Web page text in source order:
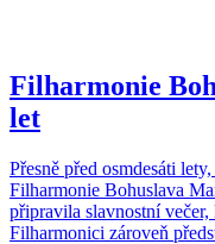
Filharmonie
let
Přesně před osmdesáti
Filharmonie Bohuslava
připravila slavnostní
Filharmonici zároveň